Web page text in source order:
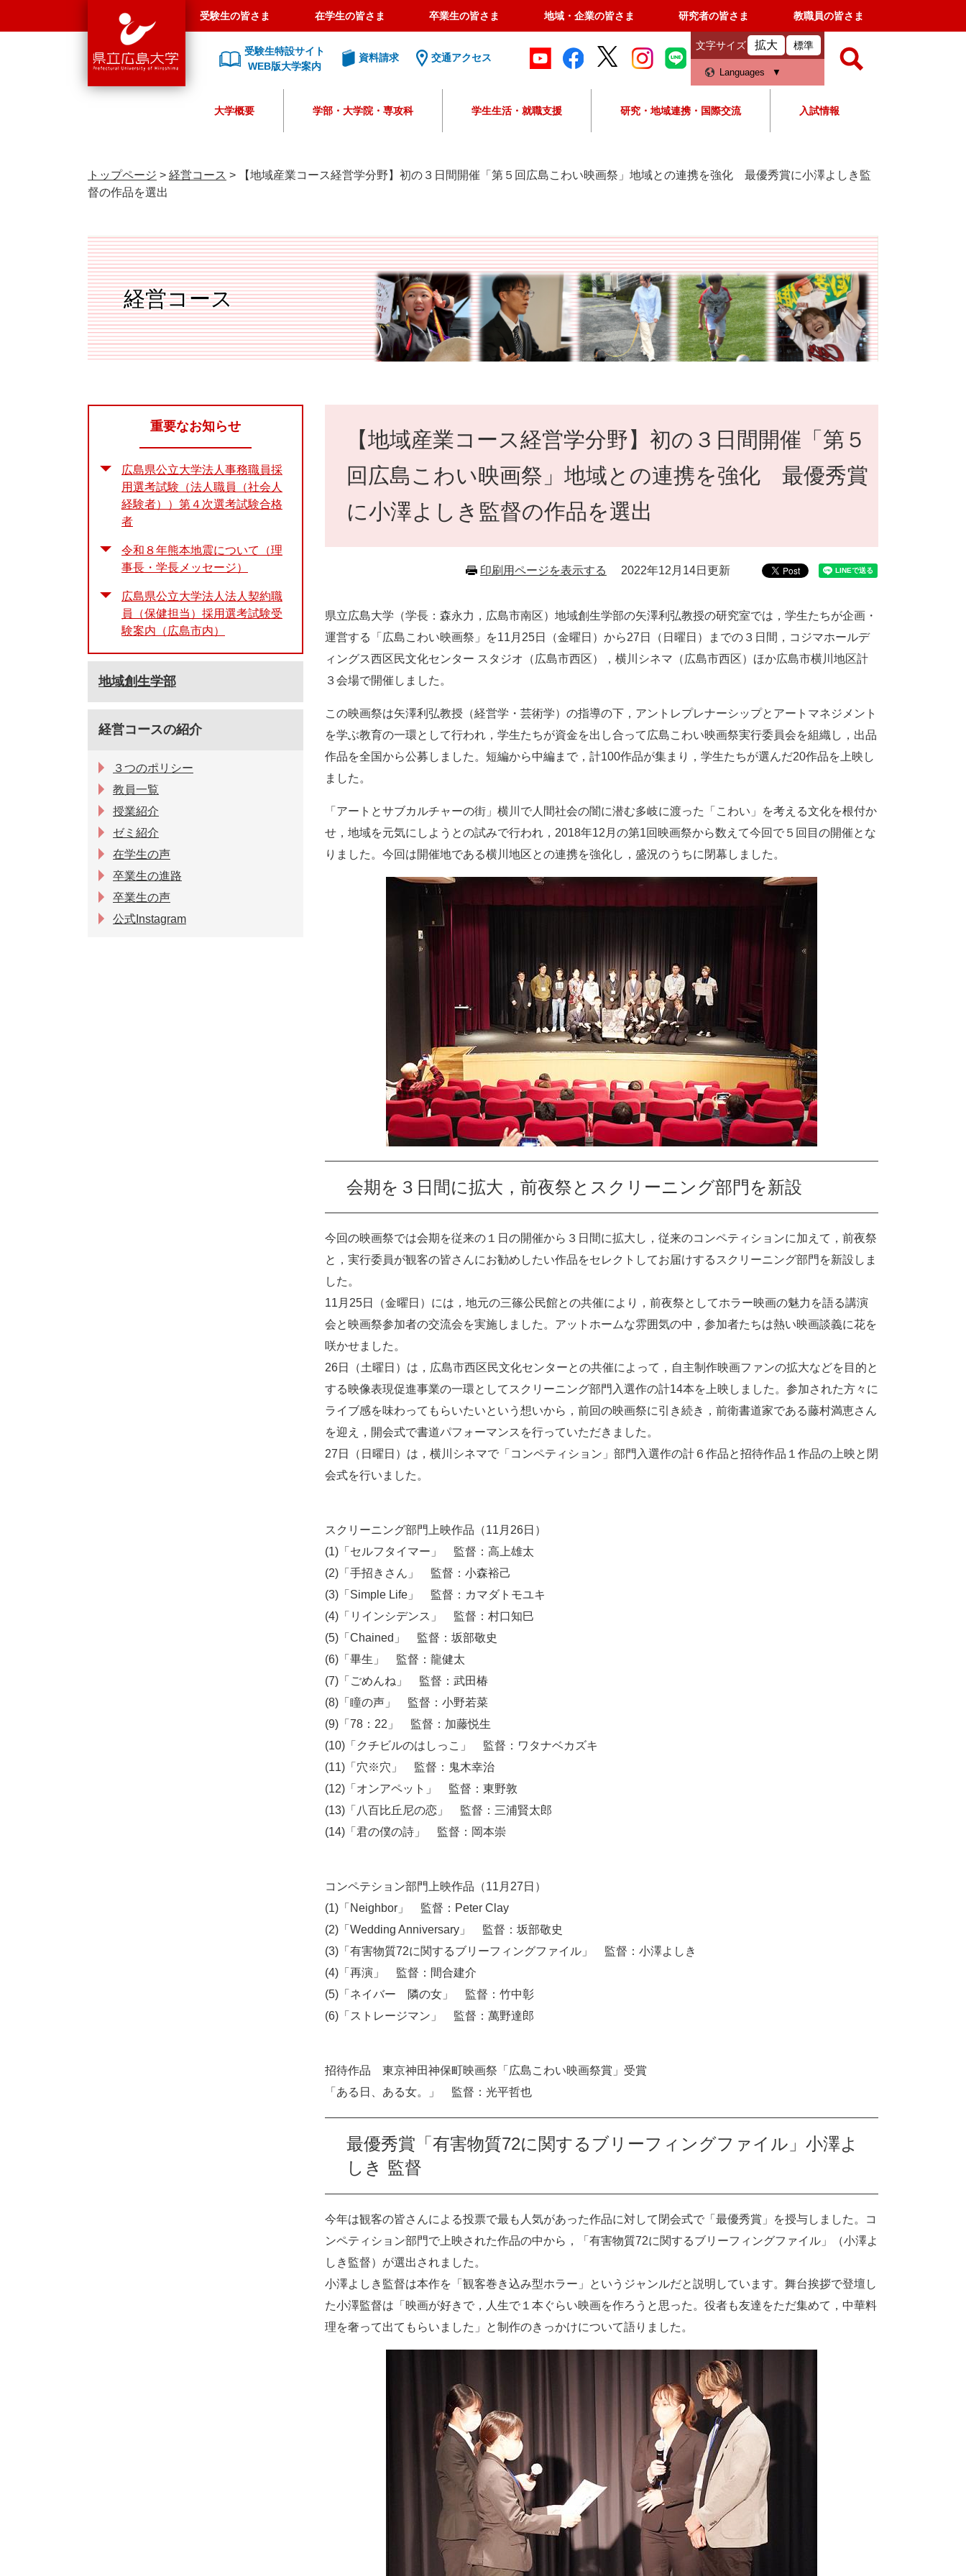
島
大
受験生の皆さま 在学生の皆さま 卒業生の皆さま 地域・企業の皆さま 研究者の皆さま 教職員の皆さま
受験生特設サイト
WEB版大学案内
資料請求 交通アクセス
文字サイズ 拡大 標準
Languages
o
カ
ス
タ
ム
検
索
大学概要 学部・大学院・専攻科 学生生活・就職支援 研究・地域連携・国際交流 入試情報
トップページ > 経営コース >
【地域産業コース経営学分野】初の３日間開催「第５回広島こわい映画祭」地域との連携を強化 最優秀賞に小澤よしき監
督の作品を選出
経営コース
【地域産業コース経営学分野】初の３日間開催「第５
回広島こわい映画祭」地域との連携を強化 最優秀賞
に小澤よしき監督の作品を選出
印刷用ページを表示する 2022年12月14日更新
​県立広島大学（学長：森永力，広島市南区）地域創生学部の矢澤利弘教授の研究室では，学生たちが企画・
運営する「広島こわい映画祭」を11月25日（金曜日）から27日（日曜日）までの３日間，コジマホールデ
ィングス西区民文化センター スタジオ（広島市西区），横川シネマ（広島市西区）ほか広島市横川地区計
３会場で開催しました。
この映画祭は矢澤利弘教授（経営学・芸術学）の指導の下，アントレプレナーシップとアートマネジメント
を学ぶ教育の一環として行われ，学生たちが資金を出し合って広島こわい映画祭実行委員会を組織し，出品
作品を全国から公募しました。短編から中編まで，計100作品が集まり，学生たちが選んだ20作品を上映し
ました。
「アートとサブカルチャーの街」横川で人間社会の闇に潜む多岐に渡った「こわい」を考える文化を根付か
せ，地域を元気にしようとの試みで行われ，2018年12月の第1回映画祭から数えて今回で５回目の開催とな
りました。今回は開催地である横川地区との連携を強化し，盛況のうちに閉幕しました。
会期を３日間に拡大，前夜祭とスクリーニング部門を新設​
今回の映画祭では会期を従来の１日の開催から３日間に拡大し，従来のコンペティションに加えて，前夜祭
と，実行委員が観客の皆さんにお勧めしたい作品をセレクトしてお届けするスクリーニング部門を新設しま
した。
11月25日（金曜日）には，地元の三篠公民館との共催により，前夜祭としてホラー映画の魅力を語る講演
会と映画祭参加者の交流会を実施しました。アットホームな雰囲気の中，参加者たちは熱い映画談義に花を
咲かせました。
26日（土曜日）は，広島市西区民文化センターとの共催によって，自主制作映画ファンの拡大などを目的と
する映像表現促進事業の一環としてスクリーニング部門入選作の計14本を上映しました。参加された方々に
ライブ感を味わってもらいたいという想いから，前回の映画祭に引き続き，前衛書道家である藤村満恵さん
を迎え，開会式で書道パフォーマンスを行っていただきました。
27日（日曜日）は，横川シネマで「コンペティション」部門入選作の計６作品と招待作品１作品の上映と閉
会式を行いました。
スクリーニング部門上映作品（11月26日）
​(1)「セルフタイマー」 監督：高上雄太
​(2)「手招きさん」 監督：小森裕己
​(3)「Simple Life」 監督：カマダトモユキ
​(4)「リインシデンス」 監督：村口知巳
​(5)「​Chained」 監督：坂部敬史
​(6)「畢生」 監督：龍健太
​(7)「ごめんね」 監督：武田椿
​(8)「瞳の声」 監督：小野若菜
​(9)「78：22」 監督：加藤悦生
​(10)「クチビルのはしっこ」 監督：ワタナベカズキ
​(11)「穴※穴」 監督：鬼木幸治
​(12)「オンアペット」 監督：東野敦
​(13)「八百比丘尼の恋」 監督：三浦賢太郎
​(14)「君の僕の詩」 監督：岡本崇
コンペテション部門上映作品（11月27日）
​(1)「Neighbor」 監督：Peter Clay
(2)「Wedding Anniversary」 監督：坂部敬史
(3)「有害物質72に関するブリーフィングファイル」 監督：小澤よしき
(4)「再演」 監督：間合建介
(5)「ネイバー 隣の女」 監督：竹中彰
(6)「ストレージマン」 監督：萬野達郎
招待作品 東京神田神保町映画祭「広島こわい映画祭賞」受賞
「ある日、ある女。」 監督：光平哲也​
最優秀賞「有害物質72に関するブリーフィングファイル」小澤よ
しき 監督
今年は観客の皆さんによる投票で最も人気があった作品に対して閉会式で「最優秀賞」を授与しました。コ
ンペティション部門で上映された作品の中から，「有害物質72に関するブリーフィングファイル」（小澤よ
しき監督）が選出されました。
小澤よしき監督は本作を「観客巻き込み型ホラー」というジャンルだと説明しています。舞台挨拶で登壇し
た小澤監督は「映画が好きで，人生で１本ぐらい映画を作ろうと思った。役者も友達をただ集めて，中華料
理を奢って出てもらいました」と制作のきっかけについて語りました。
重要なお知らせ
広島県公立大学法人事務職員採
用選考試験（法人職員（社会人
経験者））第４次選考試験合格
者
令和８年熊本地震について（理
事長・学長メッセージ）
広島県公立大学法人法人契約職
員（保健担当）採用選考試験受
験案内（広島市内）
地域創生学部
経営コースの紹介
３つのポリシー
教員一覧
授業紹介
ゼミ紹介
在学生の声
卒業生の進路
卒業生の声
公式Instagram